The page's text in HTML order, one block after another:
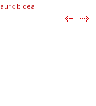
aurkibidea